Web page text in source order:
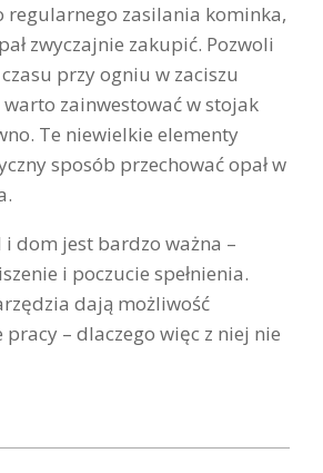
regularnego zasilania kominka,
zwyczajnie zakupić. Pozwoli
przy ogniu w zaciszu
zainwestować w stojak
Te niewielkie elementy
sposób przechować opał w
i dom jest bardzo ważna –
i poczucie spełnienia.
dają możliwość
pracy – dlaczego więc z niej nie